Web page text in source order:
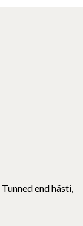
multiple
end hästi,